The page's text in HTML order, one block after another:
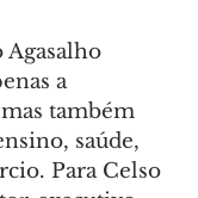
Agasalho
a
também
saúde,
Para Celso